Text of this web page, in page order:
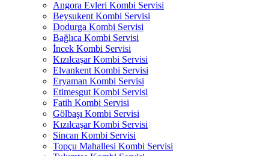
Angora Evleri Kombi Servisi
Beysukent Kombi Servisi
Dodurga Kombi Servisi
Bağlıca Kombi Servisi
İncek Kombi Servisi
Kızılcaşar Kombi Servisi
Elvankent Kombi Servisi
Eryaman Kombi Servisi
Etimesgut Kombi Servisi
Fatih Kombi Servisi
Gölbaşı Kombi Servisi
Kızılcaşar Kombi Servisi
Sincan Kombi Servisi
Topçu Mahallesi Kombi Servisi